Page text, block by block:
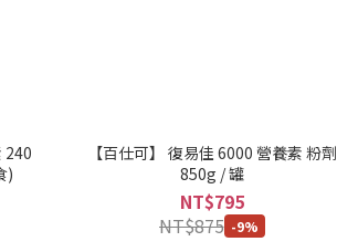
240
)
【百仕可】 復易佳 6000 營養素 粉劑
850g / 罐
NT$795
NT$875 -9%